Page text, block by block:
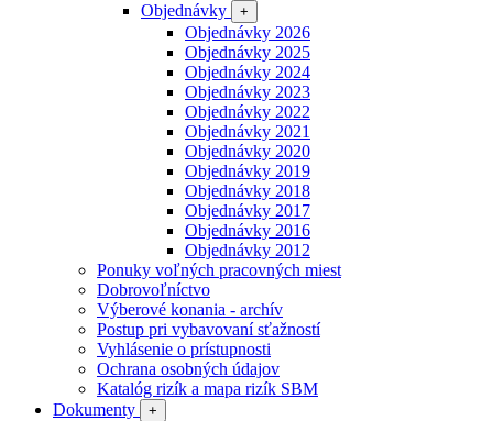
Objednávky
+
Objednávky 2026
Objednávky 2025
Objednávky 2024
Objednávky 2023
Objednávky 2022
Objednávky 2021
Objednávky 2020
Objednávky 2019
Objednávky 2018
Objednávky 2017
Objednávky 2016
Objednávky 2012
Ponuky voľných pracovných miest
Dobrovoľníctvo
Výberové konania - archív
Postup pri vybavovaní sťažností
Vyhlásenie o prístupnosti
Ochrana osobných údajov
Katalóg rizík a mapa rizík SBM
Dokumenty
+